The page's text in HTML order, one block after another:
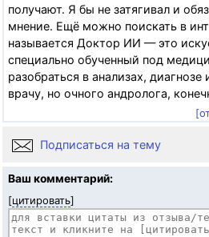
получают. Я бы не затягивал и
мнение. Ещё можно поискать в
называется Доктор ИИ — это
специально обученный под
разобраться в анализах,
врачу, но очного андролога,
Подписаться на тему
Ваш комментарий:
[цитировать]